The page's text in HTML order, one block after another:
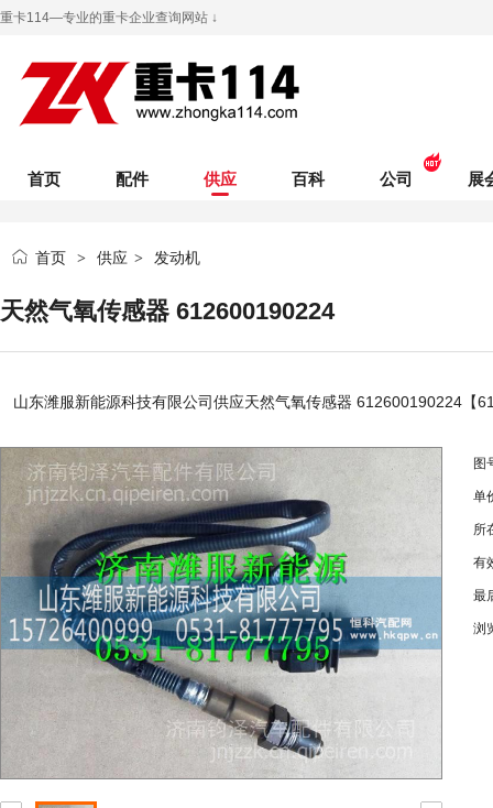
重卡114—专业的重卡企业查询网站 ↓
首页 配件 供应 百科 公司 展
首页 > 供应 > 发动机
天然气氧传感器 612600190224
山东潍服新能源科技有限公司供应天然气氧传感器 612600190224【
图
单
所
有
最
浏